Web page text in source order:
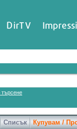
DirTV
Списък Купувам /